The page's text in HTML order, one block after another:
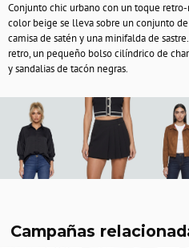
Conjunto chic urbano con un toque
color beige se lleva sobre un conjunto
camisa de satén y una minifalda de
retro, un pequeño bolso cilíndrico de
y sandalias de tacón negras.
Campañas